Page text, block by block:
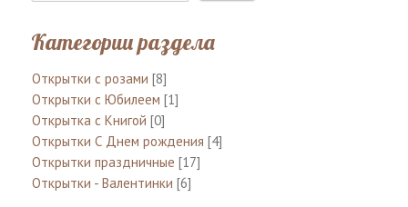
Категории раздела
Открытки с розами [8]
Открытки с Юбилеем [1]
Открытка с Книгой [0]
Открытки С Днем рождения [4]
Открытки праздничные [17]
Открытки - Валентинки [6]